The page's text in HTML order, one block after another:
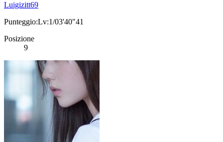
Luigizitt69
Punteggio:Lv:1/03'40"41
Posizione
9